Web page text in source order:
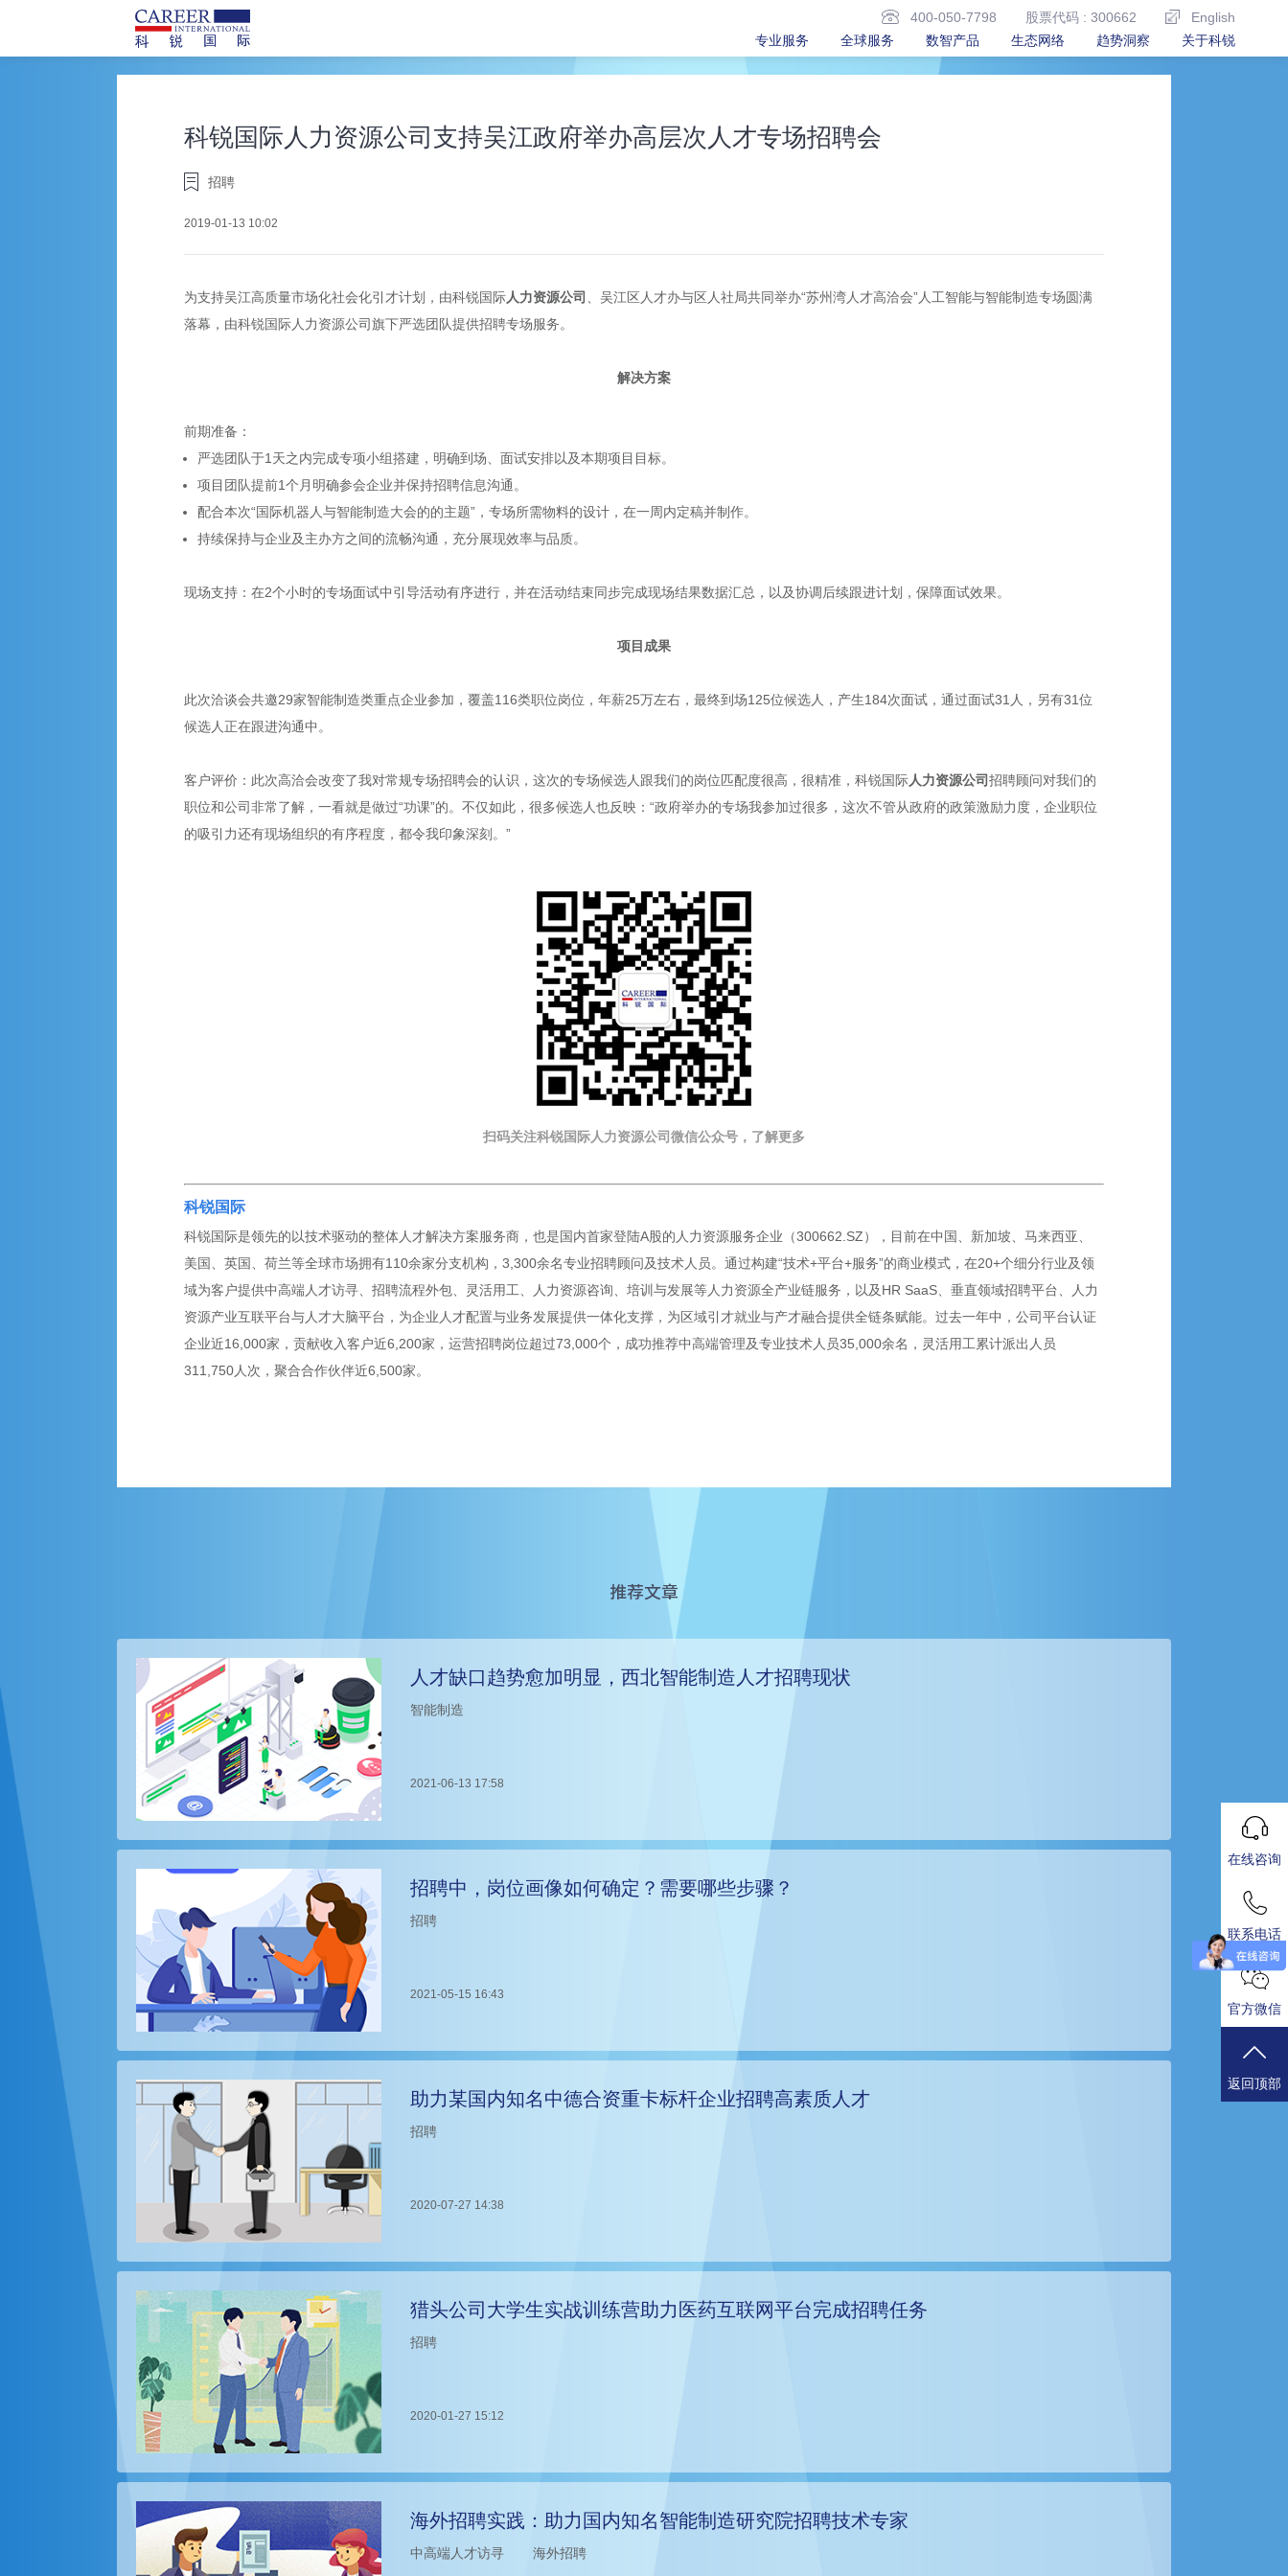
400-050-7798 股票代码 : 300662
English
专业服务
全球服务 数智产品 生态网络 趋势洞察 关于科锐
科锐国际人力资源公司支持吴江政府举办高层次人才专场招聘会
招聘
2019-01-13 10:02
为支持吴江高质量市场化社会化引才计划，由科锐国际人力资源公司
、吴江区人才办与区人社局共同举办“苏州湾人才高洽会”人工智能与智能制造专场圆满
落幕，由科锐国际人力资源公司旗下严选团队提供招聘专场服务。
解决方案
前期准备：
严选团队于1天之内完成专项小组搭建，明确到场、面试安排以及本期项目目标。
项目团队提前1个月明确参会企业并保持招聘信息沟通。
配合本次“国际机器人与智能制造大会的的主题”，专场所需物料的设计，在一周内定稿并制作。
持续保持与企业及主办方之间的流畅沟通，充分展现效率与品质。
现场支持：在2个小时的专场面试中引导活动有序进行，并在活动结束同步完成现场结果数据汇总，以及协调后续跟进计划，保障面试效果。
项目成果
此次洽谈会共邀29家智能制造类重点企业参加，覆盖116类职位岗位，年薪25万左右，最终到场125位候选人，产生184次面试，通过面试31人，另有31位
候选人正在跟进沟通中。
客户评价：此次高洽会改变了我对常规专场招聘会的认识，这次的专场候选人跟我们的岗位匹配度很高，很精准，科锐国际人力资源公司招聘顾问对我们的
职位和公司非常了解，一看就是做过“功课”的。不仅如此，很多候选人也反映：“政府举办的专场我参加过很多，这次不管从政府的政策激励力度，企业职位
的吸引力还有现场组织的有序程度，都令我印象深刻。”
扫码关注科锐国际人力资源公司微信公众号，了解更多
科锐国际
科锐国际是领先的以技术驱动的整体人才解决方案服务商，也是国内首家登陆A股的人力资源服务企业（300662.SZ），目前在中国、新加坡、马来西亚、
美国、英国、荷兰等全球市场拥有110余家分支机构，3,300余名专业招聘顾问及技术人员。通过构建“技术+平台+服务”的商业模式，在20+个细分行业及领
域为客户提供中高端人才访寻、招聘流程外包、灵活用工、人力资源咨询、培训与发展等人力资源全产业链服务，以及HR SaaS、垂直领域招聘平台、人力
资源产业互联平台与人才大脑平台，为企业人才配置与业务发展提供一体化支撑，为区域引才就业与产才融合提供全链条赋能。过去一年中，公司平台认证
企业近16,000家，贡献收入客户近6,200家，运营招聘岗位超过73,000个，成功推荐中高端管理及专业技术人员35,000余名，灵活用工累计派出人员
311,750人次，聚合合作伙伴近6,500家。
推荐文章
人才缺口趋势愈加明显，西北智能制造人才招聘现状
智能制造
2021-06-13 17:58
招聘中，岗位画像如何确定？需要哪些步骤？
招聘
2021-05-15 16:43
助力某国内知名中德合资重卡标杆企业招聘高素质人才
招聘
2020-07-27 14:38
猎头公司大学生实战训练营助力医药互联网平台完成招聘任务
招聘
2020-01-27 15:12
海外招聘实践：助力国内知名智能制造研究院招聘技术专家
中高端人才访寻 海外招聘
在线咨询
联系电话
官方微信
返回顶部